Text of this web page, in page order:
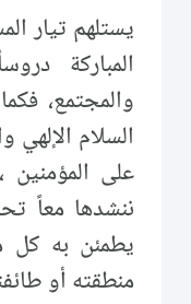
يستلهم تيار
المباركة
والمجتمع،
السلام الإلهي
على
ننشدها معاً
يطمئن به كل
منطقته أو